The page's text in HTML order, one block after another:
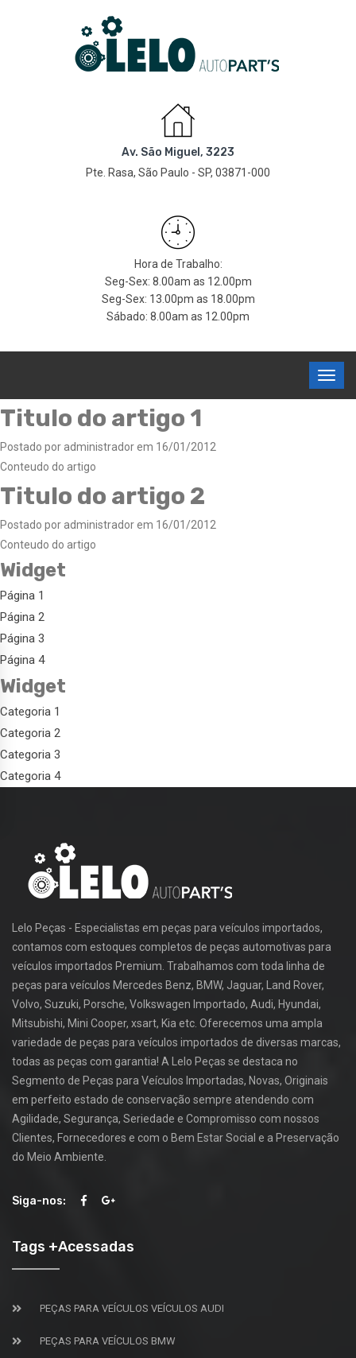
Av. São Miguel, 3223
Pte. Rasa, São Paulo - SP, 03871-000
Hora de Trabalho:
Seg-Sex: 8.00am as 12.00pm
Seg-Sex: 13.00pm as 18.00pm
Sábado: 8.00am as 12.00pm
Titulo do artigo 1
Postado por administrador em 16/01/2012
Conteudo do artigo
Titulo do artigo 2
Postado por administrador em 16/01/2012
Conteudo do artigo
Widget
Página 1
Página 2
Página 3
Página 4
Widget
Categoria 1
Categoria 2
Categoria 3
Categoria 4
Lelo Peças - Especialistas em peças para veículos importados,
contamos com estoques completos de peças automotivas para
veículos importados Premium. Trabalhamos com toda linha de
peças para veículos Mercedes Benz, BMW, Jaguar, Land Rover,
Volvo, Suzuki, Porsche, Volkswagen Importado, Audi, Hyundai,
Mitsubishi, Mini Cooper, xsart, Kia etc. Oferecemos uma ampla
variedade de peças para veículos importados de diversas marcas,
todas as peças com garantia! A Lelo Peças se destaca no
Segmento de Peças para Veículos Importadas, Novas, Originais
em perfeito estado de conservação sempre atendendo com
Agilidade, Segurança, Seriedade e Compromisso com nossos
Clientes, Fornecedores e com o Bem Estar Social e a Preservação
do Meio Ambiente.
Siga-nos:
Tags +Acessadas
PEÇAS PARA VEÍCULOS VEÍCULOS AUDI
PEÇAS PARA VEÍCULOS BMW